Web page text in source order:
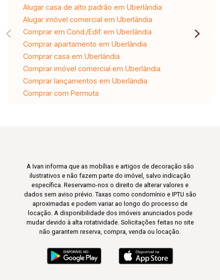
Alugar casa de alto padrão em Uberlândia
Alugar imóvel comercial em Uberlândia
Comprar em Cond./Edif. em Uberlândia
Comprar apartamento em Uberlândia
Comprar casa em Uberlândia
Comprar imóvel comercial em Uberlândia
Comprar lançamentos em Uberlândia
Comprar com Permuta
A Ivan informa que as mobílias e artigos de decoração são
ilustrativos e não fazem parte do imóvel, salvo indicação
específica. Reservamo-nos o direito de alterar valores e
dados sem aviso prévio. Taxas como condomínio e IPTU são
aproximadas e podem variar ao longo do processo de
locação. A disponibilidade dos imóveis anunciados pode
mudar devido à alta rotatividade. Solicitações feitas no site
não garantem reserva, compra, venda ou locação.